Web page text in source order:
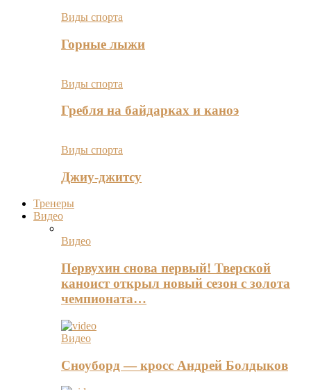
Виды спорта
Горные лыжи
Виды спорта
Гребля на байдарках и каноэ
Виды спорта
Джиу-джитсу
Тренеры
Видео
Видео
Первухин снова первый! Тверской
каноист открыл новый сезон с золота
чемпионата…
Видео
Сноуборд — кросс Андрей Болдыков